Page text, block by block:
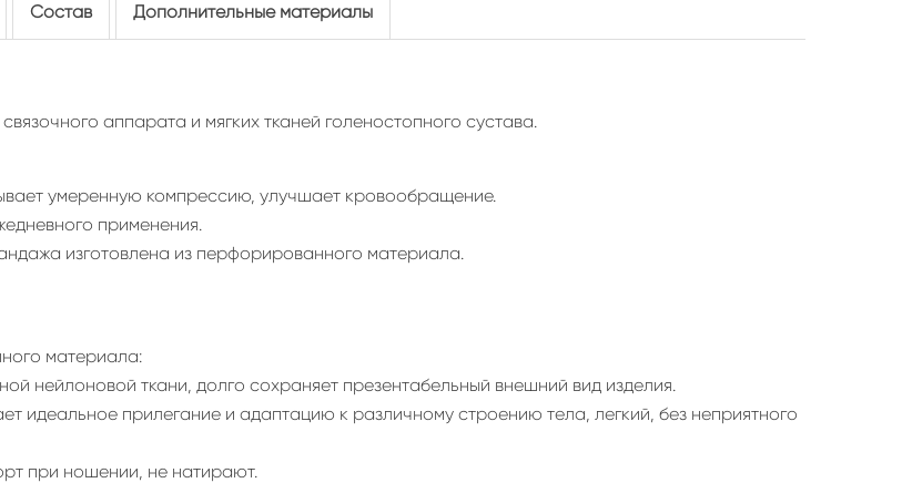
Состав Дополнительные материалы
аппарата и мягких тканей голеностопного сустава.
умеренную компрессию, улучшает кровообращение.
применения.
изготовлена из перфорированного материала.
материала:
нейлоновой ткани, долго сохраняет презентабельный внешний вид изделия.
идеальное прилегание и адаптацию к различному строению тела, легкий, без неприятного
при ношении, не натирают.